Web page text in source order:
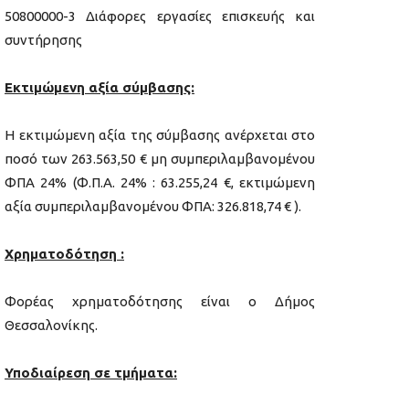
50800000-3 Διάφορες εργασίες επισκευής και
συντήρησης
Εκτιμώμενη αξία σύμβασης:
Η εκτιμώμενη αξία της σύμβασης ανέρχεται στο
ποσό των 263.563,50 € μη συμπεριλαμβανομένου
ΦΠΑ 24% (Φ.Π.Α. 24% : 63.255,24 €, εκτιμώμενη
αξία συμπεριλαμβανομένου ΦΠΑ: 326.818,74 € ).
Χρηματοδότηση :
Φορέας χρηματοδότησης είναι ο Δήμος
Θεσσαλονίκης.
Υποδιαίρεση σε τμήματα: